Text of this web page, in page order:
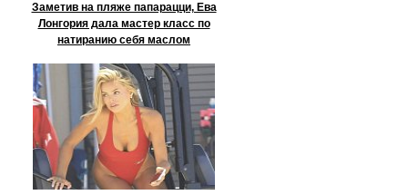
Заметив на пляже папарацци, Ева
Лонгория дала мастер класс по
натиранию себя маслом